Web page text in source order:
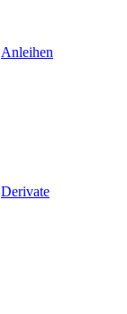
Anleihen
Derivate